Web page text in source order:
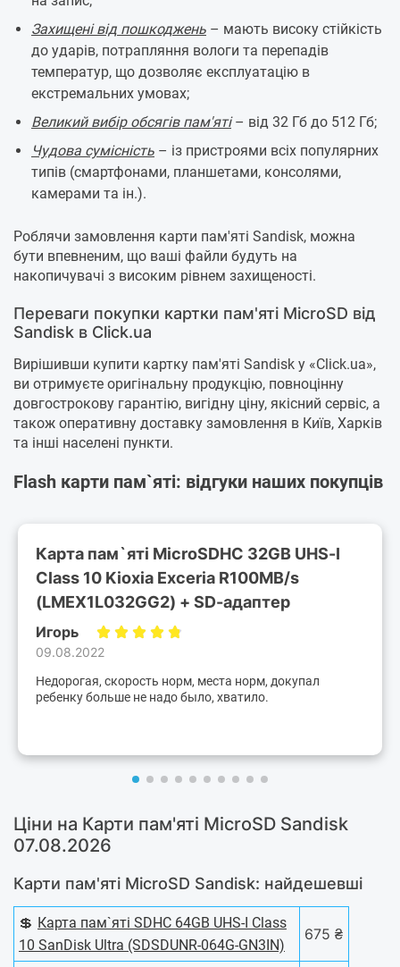
Захищені від пошкоджень – мають високу стійкість
до ударів, потрапляння вологи та перепадів
температур, що дозволяє експлуатацію в
екстремальних умовах;
Великий вибір обсягів пам'яті– від 32 Гб до 512 Гб;
Чудова сумісність – із пристроями всіх популярних
типів (смартфонами, планшетами, консолями,
камерами та ін.).
Роблячи замовлення карти пам'яті Sandisk, можна
бути впевненим, що ваші файли будуть на
накопичувачі з високим рівнем захищеності.
Переваги покупки картки пам'яті MicroSD від
Sandisk в Click.ua
Вирішивши купити картку пам'яті Sandisk у «Click.ua»,
ви отримуєте оригінальну продукцію, повноцінну
довгострокову гарантію, вигідну ціну, якісний сервіс, а
також оперативну доставку замовлення в Київ, Харків
та інші населені пункти.
Flash карти пам`яті: відгуки наших покупців
Карта пам`ятi MicroSDHC 32GB UHS-I
Class 10 Kioxia Exceria R100MB/s
(LMEX1L032GG2) + SD-адаптер
Игорь
09.08.2022
Недорогая, скорость норм, места норм, докупал
ребенку больше не надо было, хватило.
Ціни на Карти пам'яті MicroSD Sandisk
07.08.2026
Карти пам'яті MicroSD Sandisk: найдешевші
💲 Карта пам`яті SDHC 64GB UHS-I Class
10 SanDisk Ultra (SDSDUNR-064G-GN3IN)
675 ₴